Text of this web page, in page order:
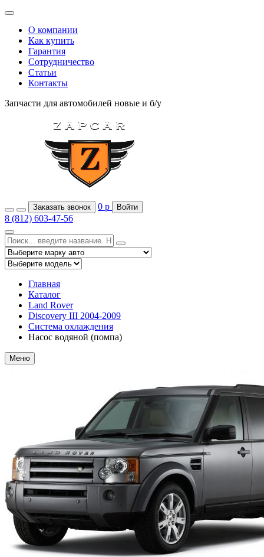
О компании
Как купить
Гарантия
Сотрудничество
Статьи
Контакты
Запчасти для автомобилей новые и б/у
Заказать звонок 0 р Войти
8 (812) 603-47-56
Главная
Каталог
Land Rover
Discovery III 2004-2009
Система охлаждения
Насос водяной (помпа)
Меню